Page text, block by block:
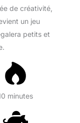
de créativité,
un jeu
petits et
minutes